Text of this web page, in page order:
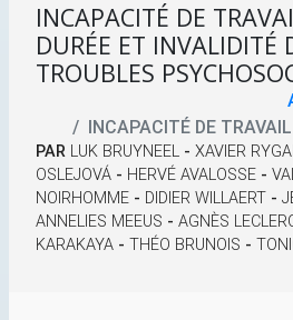
INCAPACITÉ DE
DURÉE ET INVALIDITÉ
TROUBLES
INCAPACITÉ DE
PAR LUK BRUYNEEL - XAVIER
OSLEJOVÁ - HERVÉ AVALOSSE -
NOIRHOMME - DIDIER WILLAERT -
ANNELIES MEEUS - AGNÈS
KARAKAYA - THÉO BRUNOIS -